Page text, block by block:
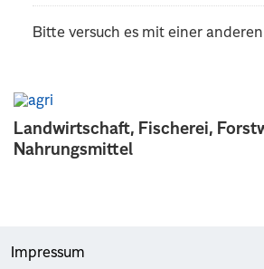
Landwirtschaft, Fischerei,
Nahrungsmittel
Bitte versuch es mit einer anderen
Impressum